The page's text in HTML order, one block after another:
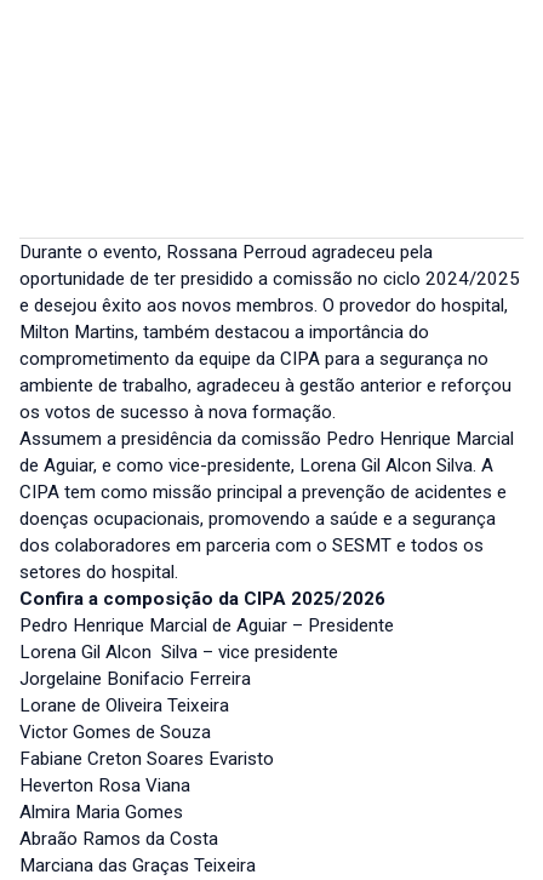
Durante o evento, Rossana Perroud agradeceu pela
oportunidade de ter presidido a comissão no ciclo 2024/2025
e desejou êxito aos novos membros. O provedor do hospital,
Milton Martins, também destacou a importância do
comprometimento da equipe da CIPA para a segurança no
ambiente de trabalho, agradeceu à gestão anterior e reforçou
os votos de sucesso à nova formação.
Assumem a presidência da comissão Pedro Henrique Marcial
de Aguiar, e como vice-presidente, Lorena Gil Alcon Silva. A
CIPA tem como missão principal a prevenção de acidentes e
doenças ocupacionais, promovendo a saúde e a segurança
dos colaboradores em parceria com o SESMT e todos os
setores do hospital.
Confira a composição da CIPA 2025/2026
Pedro Henrique Marcial de Aguiar – Presidente
Lorena Gil Alcon Silva – vice presidente
Jorgelaine Bonifacio Ferreira
Lorane de Oliveira Teixeira
Victor Gomes de Souza
Fabiane Creton Soares Evaristo
Heverton Rosa Viana
Almira Maria Gomes
Abraão Ramos da Costa
Marciana das Graças Teixeira